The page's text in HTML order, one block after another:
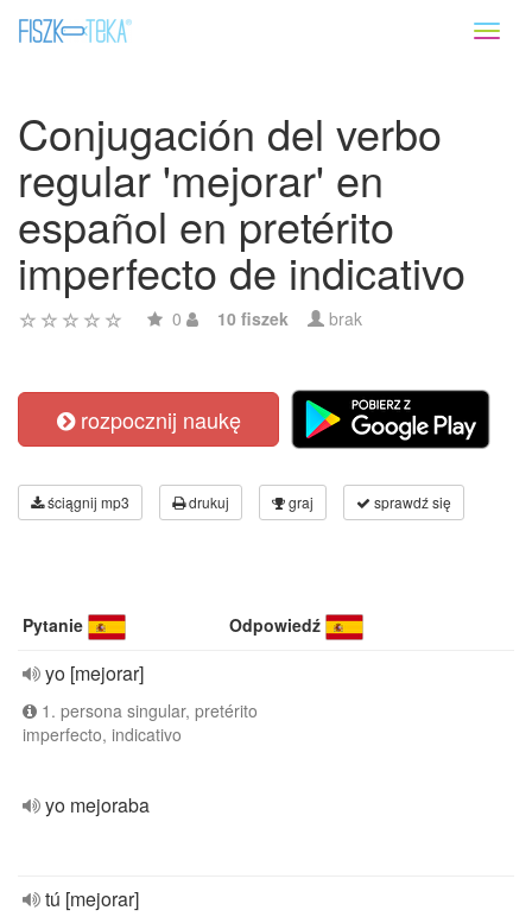
Conjugación del verbo
regular 'mejorar' en
español en pretérito
imperfecto de indicativo
0 10 fiszek brak
rozpocznij naukę
ściągnij mp3 drukuj graj sprawdź się
Pytanie Odpowiedź
yo [mejorar]
1. persona singular, pretérito
imperfecto, indicativo
yo mejoraba
tú [mejorar]